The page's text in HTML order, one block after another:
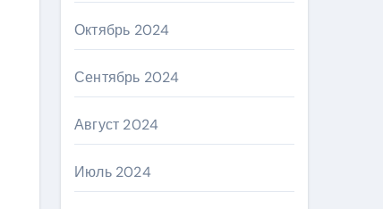
Октябрь 2024
Сентябрь 2024
Август 2024
Июль 2024